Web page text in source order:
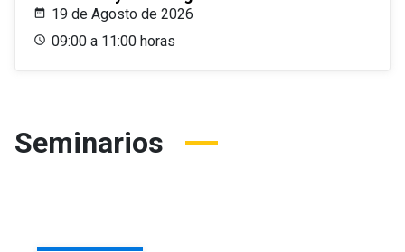
19 de Agosto de 2026
09:00 a 11:00 horas
Seminarios